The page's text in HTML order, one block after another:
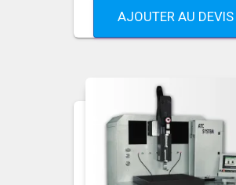
AJOUTER AU DEVIS